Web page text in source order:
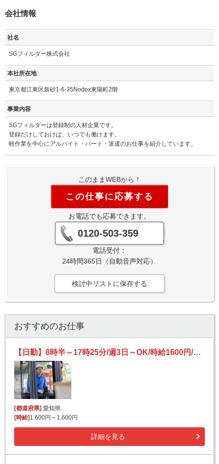
会社情報
社名
SGフィルダー株式会社
本社所在地
東京都江東区新砂1-6-35Nodex東陽町2階
事業内容
SGフィルダーは登録制の人材企業です。
登録だけしておけば、いつでも働けます。
軽作業を中心にアルバイト・パート・派遣のお仕事を紹介しています。
このままWEBから！
この仕事に応募する
お電話でも応募できます。
0120-503-359
電話受付：
24時間365日（自動音声対応）
検討中リストに保存する
おすすめのお仕事
【日勤】8時半～17時25分/週3日～OK/時給1600円/資格活かせる/フォークリフト/頭髪化粧品の入出庫など
[都道府県]愛知県
[時給]1,600円～1,600円
詳細を見る